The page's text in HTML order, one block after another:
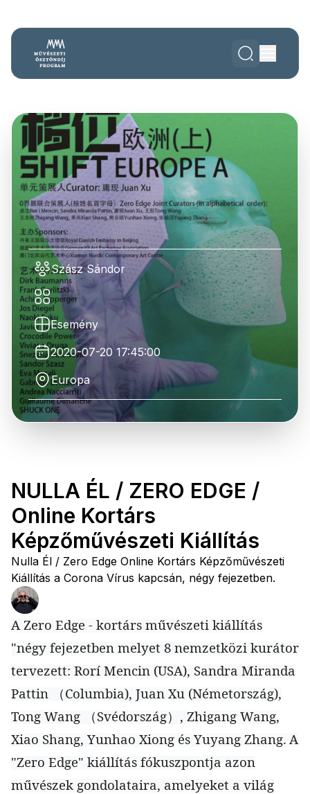
Szász Sándor
Esemény
2020-07-20 17:45:00
Europa
NULLA ÉL / ZERO EDGE /
Online Kortárs
Képzőművészeti Kiállítás
Nulla Él / Zero Edge Online Kortárs Képzőművészeti
Kiállítás a Corona Vírus kapcsán, négy fejezetben.
A Zero Edge - kortárs művészeti kiállítás
"négy fejezetben melyet 8 nemzetközi kurátor
tervezett: Rorí Mencin (USA), Sandra Miranda
Pattin
（Columbia), Juan Xu (Németország),
Tong Wang
（Svédország） , Zhigang Wang,
Xiao Shang, Yunhao Xiong és Yuyang Zhang. A
"Zero Edge" kiállítás fókuszpontja azon
művészek gondolataira, amelyeket a világ